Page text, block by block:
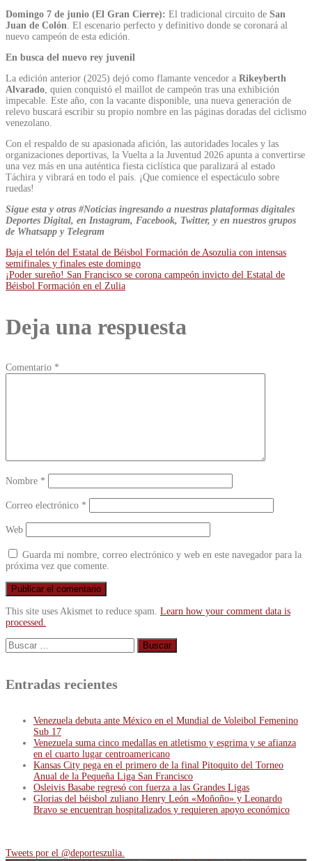
Domingo 7 de junio (El Gran Cierre): El tradicional circuito de San
Juan de Colón. El escenario perfecto y definitivo donde se coronará al
nuevo campeón de esta edición.
En busca del nuevo rey juvenil
La edición anterior (2025) dejó como flamante vencedor a Rikeyberth
Alvarado, quien conquistó el maillot de campeón tras una exhibición
impecable. Este año, con la vacante disponible, una nueva generación de
relevo buscará escribir su propio nombre en las páginas doradas del ciclismo
venezolano.
Con el respaldo de su apasionada afición, las autoridades locales y las
organizaciones deportivas, la Vuelta a la Juventud 2026 apunta a convertirse
una vez más en una auténtica fiesta ciclística que paralizará al estado
Táchira y vibrará en todo el país. ¡Que comience el espectáculo sobre
ruedas!
Sigue esta y otras #Noticias ingresando a nuestras plataformas digitales
Deportes Digital, en Instagram, Facebook, Twitter, y en nuestros grupos
de Whatsapp y Telegram
Navegación
de
entradas
Baja el telón del Estatal de Béisbol Formación de Asozulia con intensas
semifinales y finales este domingo
¡Poder sureño! San Francisco se corona campeón invicto del Estatal de
Béisbol Formación en el Zulia
Deja una respuesta
Comentario *
Nombre *
Correo electrónico *
Web
Guarda mi nombre, correo electrónico y web en este navegador para la
próxima vez que comente.
This site uses Akismet to reduce spam. Learn how your comment data is
processed.
Buscar:
Entradas recientes
Venezuela debuta ante México en el Mundial de Voleibol Femenino
Sub 17
Venezuela suma cinco medallas en atletismo y esgrima y se afianza
en el cuarto lugar centroamericano
Kansas City pega en el primero de la final Pitoquito del Torneo
Anual de la Pequeña Liga San Francisco
Osleivis Basabe regresó con fuerza a las Grandes Ligas
Glorias del béisbol zuliano Henry León «Moñoño» y Leonardo
Bravo se encuentran hospitalizados y requieren apoyo económico
Tweets por el @deporteszulia.